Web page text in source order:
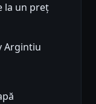
la un preț